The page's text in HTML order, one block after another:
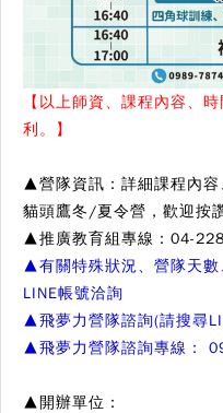
【以上師資、課程內容、
利。】
▲營隊資訊：詳細課程內
貓頭鷹冬/夏令營，歡迎按
▲推廣教育組專線：04-
▲有關特殊狀況、營隊天
LINE帳號洽詢
▲飛夢力營隊諮詢(請搜尋
▲飛夢力營隊諮詢專線：
▲開辦單位：